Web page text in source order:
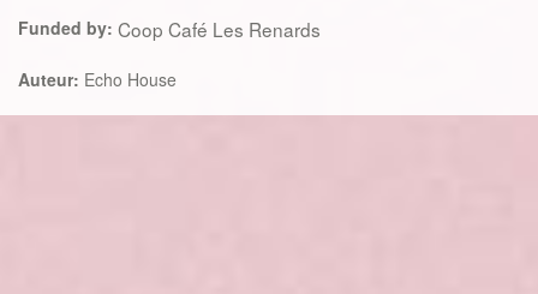
Funded by: Coop Café Les Renards
Auteur: Echo House